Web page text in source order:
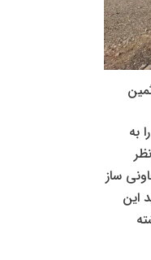
به
ساز
این